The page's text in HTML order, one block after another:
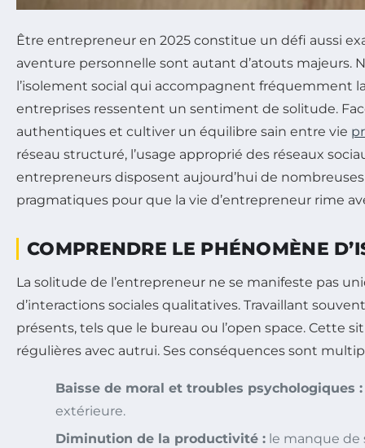
Être entrepreneur en 2025 constitue un défi aussi
aventure personnelle sont autant d’atouts majeurs.
l’isolement social qui accompagnent fréquemment
entreprises ressentent un sentiment de solitude.
authentiques et cultiver un équilibre sain entre vie
réseau structuré, l’usage approprié des réseaux
entrepreneurs disposent aujourd’hui de
pragmatiques pour que la vie d’entrepreneur rime
COMPRENDRE LE PHÉNOMÈNE
La solitude de l’entrepreneur ne se manifeste pas
d’interactions sociales qualitatives. Travaillant
présents, tels que le bureau ou l’open space.
régulières avec autrui. Ses conséquences sont
Baisse de moral et troubles psychologiques :
extérieure.
Diminution de la productivité : le manque